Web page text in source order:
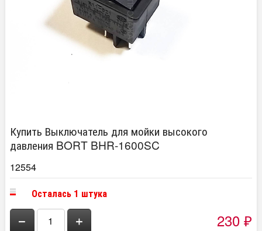
Купить Выключатель для мойки высокого
давления BORT BHR-1600SC
12554
Осталась 1 штука
− + 230 ₽